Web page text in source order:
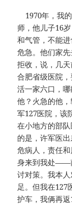
1970年，我
师，他儿子16
和气管，不能
危急。他们家
拒收，说，几
合肥省级医院
活一家六口，
他？火急的他
军127医院，该
在小地方的部
的是，许军医
危病人，责任
身来到我处——
讨对策。我本
足。但我在127
护车，我俩再